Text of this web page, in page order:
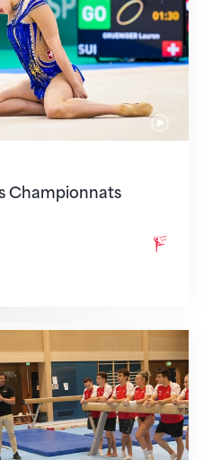
Championnats
des objectifs clairs